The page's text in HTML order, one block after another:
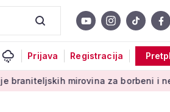
Prijava Registracija
mirovina za borbeni i neborbeni